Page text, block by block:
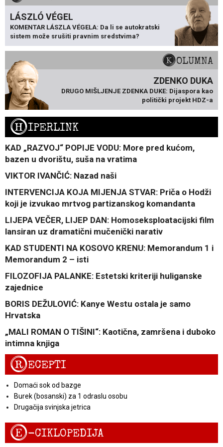
LÁSZLÓ VÉGEL
KOMENTAR LÁSZLA VÉGELA: Da li se autokratski
sistem može srušiti pravnim sredstvima?
KOLUMNA
ZDENKO DUKA
DRUGO MIŠLJENJE ZDENKA DUKE: Dijaspora kao
politički projekt HDZ-a
HIPERLINK
KAD „RAZVOJ“ POPIJE VODU: More pred kućom,
bazen u dvorištu, suša na vratima
VIKTOR IVANČIĆ: Nazad naši
INTERVENCIJA KOJA MIJENJA STVAR: Priča o Hodži
koji je izvukao mrtvog partizanskog komandanta
LIJEPA VEČER, LIJEP DAN: Homoseksploatacijski film
lansiran uz dramatični mučenički narativ
KAD STUDENTI NA KOSOVO KRENU: Memorandum 1 i
Memorandum 2 – isti
FILOZOFIJA PALANKE: Estetski kriteriji huliganske
zajednice
BORIS DEŽULOVIĆ: Kanye Westu ostala je samo
Hrvatska
„MALI ROMAN O TIŠINI“: Kaotična, zamršena i duboko
intimna knjiga
RECEPTI
Domaći sok od bazge
Burek (bosanski) za 1 odraslu osobu
Drugačija svinjska jetrica
E-CIKLOPEDIJA